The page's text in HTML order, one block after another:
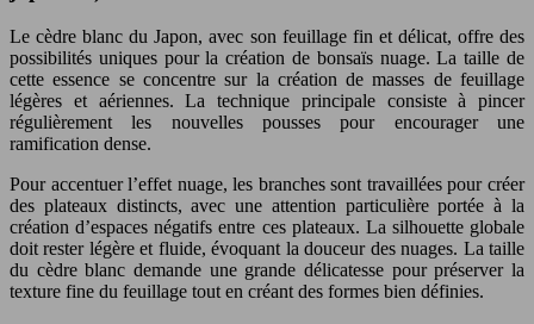
Le cèdre blanc du Japon, avec son feuillage fin et délicat, offre des
possibilités uniques pour la création de bonsaïs nuage. La taille de
cette essence se concentre sur la création de masses de feuillage
légères et aériennes. La technique principale consiste à pincer
régulièrement les nouvelles pousses pour encourager une
ramification dense.
Pour accentuer l’effet nuage, les branches sont travaillées pour créer
des plateaux distincts, avec une attention particulière portée à la
création d’espaces négatifs entre ces plateaux. La silhouette globale
doit rester légère et fluide, évoquant la douceur des nuages. La taille
du cèdre blanc demande une grande délicatesse pour préserver la
texture fine du feuillage tout en créant des formes bien définies.